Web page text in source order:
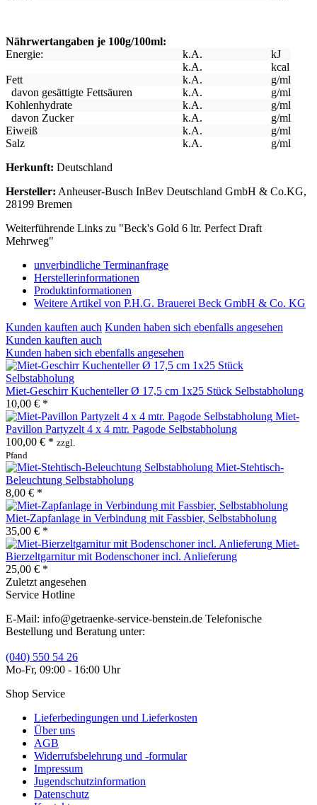
Nährwertangaben je 100g/100ml:
Energie:
k.A.
kJ
k.A.
kcal
Fett
k.A.
g/ml
davon gesättigte Fettsäuren
k.A.
g/ml
Kohlenhydrate
k.A.
g/ml
davon Zucker
k.A.
g/ml
Eiweiß
k.A.
g/ml
Salz
k.A.
g/ml
Herkunft: Deutschland
Hersteller: Anheuser-Busch InBev Deutschland GmbH & Co.KG,
28199 Bremen
Weiterführende Links zu "Beck's Gold 6 ltr. Perfect Draft
Mehrweg"
unverbindliche Terminanfrage
Herstellerinformationen
Produktinformationen
Weitere Artikel von P.H.G. Brauerei Beck GmbH & Co. KG
Kunden kauften auch Kunden haben sich ebenfalls angesehen
Kunden kauften auch
Kunden haben sich ebenfalls angesehen
Miet-Geschirr Kuchenteller Ø 17,5 cm 1x25 Stück Selbstabholung
10,00 € *
Miet-
Pavillon Partyzelt 4 x 4 mtr. Pagode Selbstabholung
100,00 € * zzgl.
Pfand
Miet-Stehtisch-
Beleuchtung Selbstabholung
8,00 € *
Miet-Zapfanlage in Verbindung mit Fassbier, Selbstabholung
35,00 € *
Miet-
Bierzeltgarnitur mit Bodenschoner incl. Anlieferung
25,00 € *
Zuletzt angesehen
Service Hotline
E-Mail: info@getraenke-service-benstein.de Telefonische
Bestellung und Beratung unter:
(040) 550 54 26
Mo-Fr, 09:00 - 16:00 Uhr
Shop Service
Lieferbedingungen und Lieferkosten
Über uns
AGB
Widerrufsbelehrung und -formular
Impressum
Jugendschutzinformation
Datenschutz